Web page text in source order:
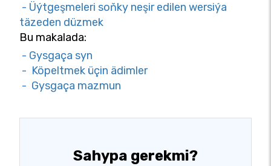
- Üýtgeşmeleri soňky neşir edilen wersiýa
täzeden düzmek
Bu makalada:
- Gysgaça syn
- Köpeltmek üçin ädimler
- Gysgaça mazmun
Sahypa gerekmi?